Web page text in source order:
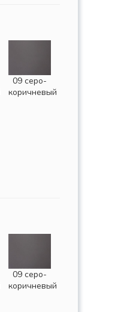
09 серо-
коричневый
09 серо-
коричневый